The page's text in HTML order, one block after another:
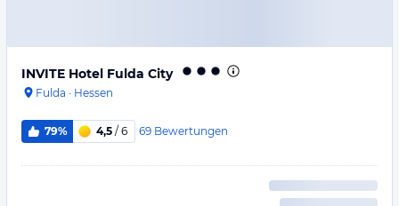
INVITE Hotel Fulda City
Fulda · Hessen
79% 4,5 / 6 69 Bewertungen